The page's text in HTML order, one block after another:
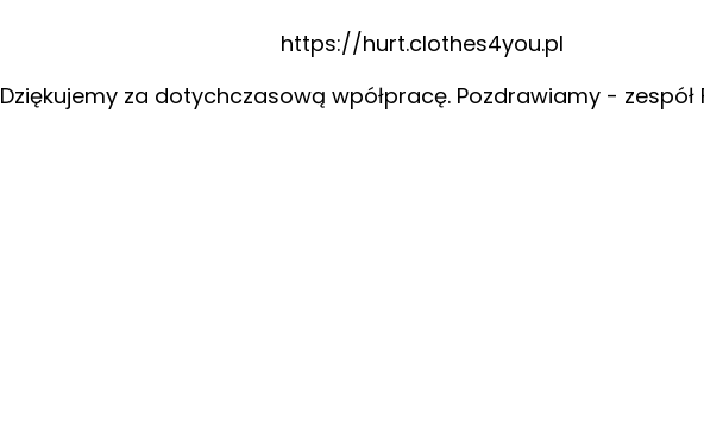
https://hurt.clothes4you.pl
Dziękujemy za dotychczasową wpółpracę. Pozdrawiamy - zespół